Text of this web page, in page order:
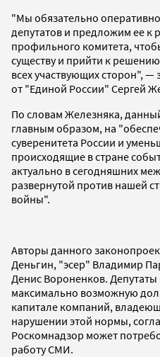
"Мы обязательно
депутатов и предложим ее к
профильного комитета,
существу и прийти к
всех участвующих сторон", —
от "Единой России" Сергей
По словам Железняка,
главным образом, на
суверенитета России и
происходящие в стране
актуально в сегодняшних
развернутой против нашей
войны".
Авторы данного
Деньгин, "эсер" Владимир
Денис Вороненков.
максимально возможную
капитале компаний,
нарушении этой нормы,
Роскомнадзор может
работу СМИ.